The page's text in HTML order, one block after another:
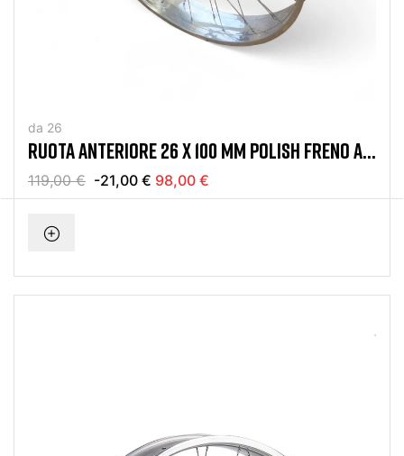
da 26
RUOTA ANTERIORE 26 X 100 MM POLISH FRENO A
DISCO
119,00 € -21,00 € 98,00 €